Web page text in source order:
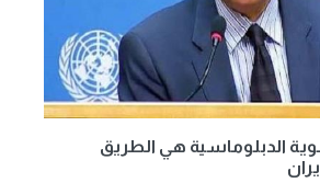
الدبلوماسية هي الطريق